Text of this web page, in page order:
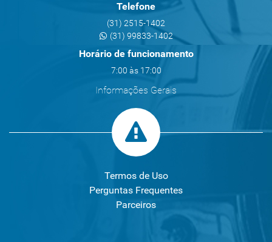
Telefone
(31) 2515-1402
(31) 99833-1402
Horário de funcionamento
7:00 às 17:00
Informações Gerais
Termos de Uso
Perguntas Frequentes
Parceiros